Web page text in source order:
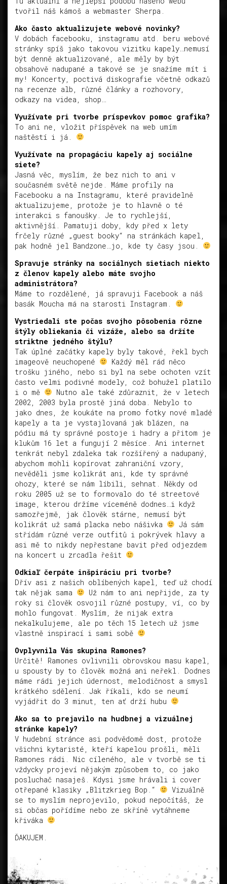
tvořil náš kámoš a webmaster Sherpa.
Ako často aktualizujete webové novinky?
V dobách facebooku, instagramu atd. beru webové
stránky spíš jako takovou vizitku kapely…nemusí
být denně aktualizované, ale měly by být
obsahově nadupané a takové se je snažíme mít i
my! Koncerty, poctivá diskografie včetně odkazů
na recenze alb, různé články a rozhovory,
odkazy na videa, shop…
Využívate pri tvorbe príspevkov pomoc grafika?
To ani ne, vložit příspěvek na web umím
naštěstí i já.
Využívate na propagáciu kapely aj sociálne
siete?
Jasná věc, myslím, že bez nich to ani v
současném světě nejde. Máme profily na
Facebooku a na Instagramu, které pravidelně
aktualizujeme, protože je to hlavně o té
interakci s fanoušky. Je to rychlejší,
aktivnější. Pamatuji doby, kdy před x lety
frčely různé „guest booky“ na stránkách kapel,
pak hodně jel Bandzone…jo, kde ty časy jsou.
Spravuje stránky na sociálnych sietiach niekto
z členov kapely alebo máte svojho
administrátora?
Máme to rozdělené, já spravuji Facebook a náš
basák Moucha má na starosti Instagram.
Vystriedali ste počas svojho pôsobenia rôzne
štýly obliekania či vizáže, alebo sa držíte
striktne jedného štýlu?
Tak úplné začátky kapely byly takové, řekl bych
imageově neuchopené
Každý měl rád něco
trošku jiného, nebo si byl na sebe ochoten vzít
často velmi podivné modely, což bohužel platilo
i o mě
Nutno ale také zdůraznit, že v letech
2002, 2003 byla prostě jiná doba. Nebylo to
jako dnes, že koukáte na promo fotky nové mladé
kapely a ta je vystajlovaná jak blázen, na
pódiu má ty správné postoje i hadry a přitom je
klukům 16 let a fungují 2 měsíce. Ani internet
tenkrát nebyl zdaleka tak rozšířený a nadupaný,
abychom mohli kopírovat zahraniční vzory,
nevěděli jsme kolikrát ani, kde ty správné
ohozy, které se nám líbili, sehnat. Někdy od
roku 2005 už se to formovalo do té streetové
image, kterou držíme víceméně dodnes…i když
samozřejmě, jak člověk stárne, nemusí být
kolikrát už samá placka nebo nášivka
Já sám
střídám různé verze outfitů i pokrývek hlavy a
asi mě to nikdy nepřestane bavit před odjezdem
na koncert u zrcadla řešit
Odkiaľ čerpáte inšpiráciu pri tvorbe?
Dřív asi z našich oblíbených kapel, teď už chodí
tak nějak sama
Už nám to ani nepřijde, za ty
roky si člověk osvojil různé postupy, ví, co by
mohlo fungovat. Myslím, že nijak extra
nekalkulujeme, ale po těch 15 letech už jsme
vlastně inspirací i sami sobě
Ovplyvnila Vás skupina Ramones?
Určitě! Ramones ovlivnili obrovskou masu kapel,
u spousty by to člověk možná ani neřekl. Dodnes
máme rádi jejich údernost, melodičnost a smysl
krátkého sdělení. Jak říkali, kdo se neumí
vyjádřit do 3 minut, ten ať drží hubu
Ako sa to prejavilo na hudbnej a vizuálnej
stránke kapely?
V hudební stránce asi podvědomě dost, protože
všichni kytaristé, kteří kapelou prošli, měli
Ramones rádi. Nic cíleného, ale v tvorbě se ti
vždycky projeví nějakým způsobem to, co jako
posluchač nasaješ. Kdysi jsme hrávali i cover
otřepané klasiky „Blitzkrieg Bop.“
Vizuálně
se to myslím neprojevilo, pokud nepočítáš, že
si občas pořídíme nebo ze skříně vytáhneme
křiváka
ĎAKUJEM.